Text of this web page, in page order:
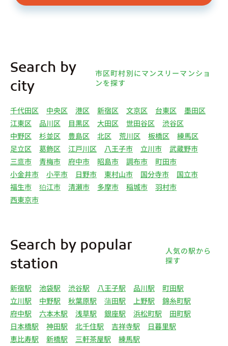
Search by
city
市区町村別にマンスリーマンショ
ンを探す
千代田区 中央区 港区 新宿区 文京区 台東区
墨田区
江東区
品川区 目黒区 大田区 世田谷区
渋谷区
中野区
杉並区 豊島区 北区 荒川区 板橋区
練馬区
足立区
葛飾区 江戸川区 八王子市 立川市
武蔵野市
三鷹市
青梅市 府中市 昭島市 調布市
町田市
小金井市
小平市 日野市 東村山市 国分寺市
国立市
福生市
狛江市 清瀬市 多摩市 稲城市
羽村市
西東京市
Search by popular
station
人気の駅から
探す
新宿駅 池袋駅 渋谷駅 八王子駅 品川駅
町田駅
立川駅
中野駅 秋葉原駅 蒲田駅 上野駅
錦糸町駅
府中駅
六本木駅 浅草駅 銀座駅 浜松町駅
田町駅
日本橋駅
神田駅 北千住駅 吉祥寺駅
日暮里駅
恵比寿駅
新橋駅 三軒茶屋駅 練馬駅